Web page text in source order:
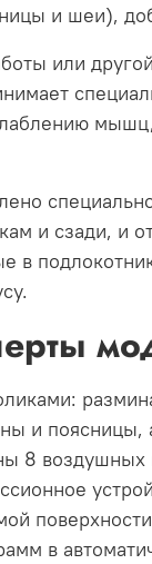
и шеи),
или
и сзади, и
в
и поясницы,
8
в